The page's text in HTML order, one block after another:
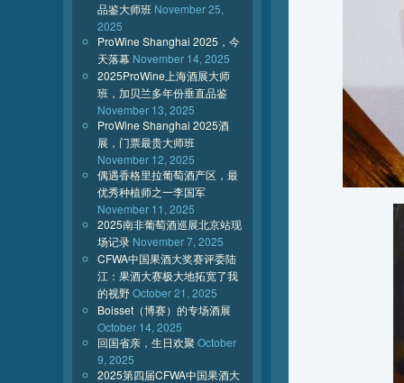
品鉴大师班 November 25,
2025
ProWine Shanghai 2025，今
天落幕 November 14, 2025
2025ProWine上海酒展大师
班，加贝兰多年份垂直品鉴
November 13, 2025
ProWine Shanghai 2025酒
展，门票最贵大师班
November 12, 2025
偶遇香格里拉葡萄酒产区，最
优秀种植师之一李国军
November 11, 2025
2025南非葡萄酒巡展北京站现
场记录 November 7, 2025
CFWA中国果酒大奖赛评委陆
江：果酒大赛极大地拓宽了我
的视野October 21, 2025
Boisset（博赛）的专场酒展
October 14, 2025
回国省亲，生日欢聚 October
9, 2025
2025第四届CFWA中国果酒大